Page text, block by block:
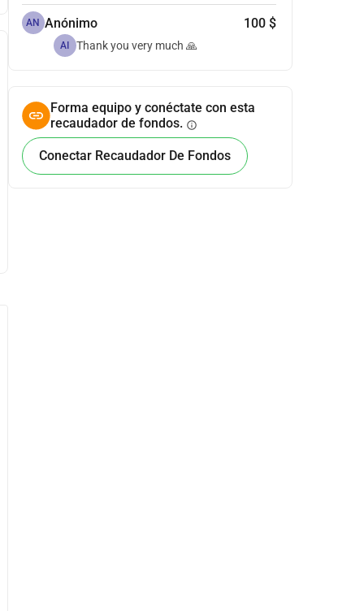
AN Anónimo 100 $
AI Thank you very much 🙏
Forma equipo y conéctate con esta
recaudador de fondos. info
Conectar Recaudador De Fondos